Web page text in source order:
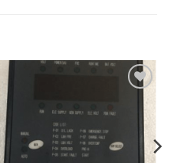
Toevoegen